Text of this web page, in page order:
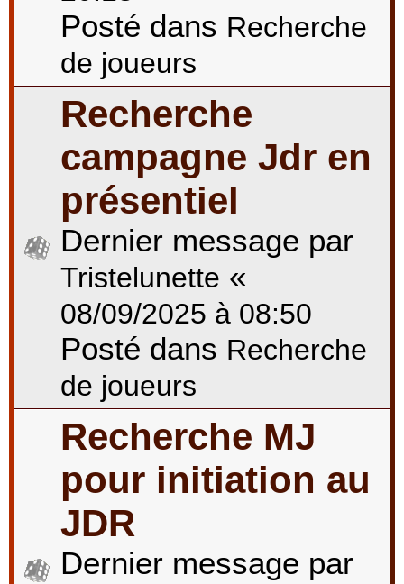
Posté dans Recherche
de joueurs
Recherche
campagne Jdr en
présentiel
Dernier message par
Tristelunette «
08/09/2025 à 08:50
Posté dans Recherche
de joueurs
Recherche MJ
pour initiation au
JDR
Dernier message par